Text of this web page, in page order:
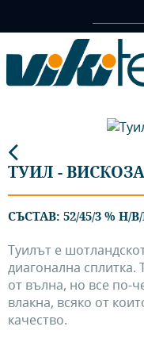
ТУИЛ -
СЪСТАВ: 52/45/3 %
Туилът е
диагонална
от вълна, но все по-
влакна, всяко от
качество.